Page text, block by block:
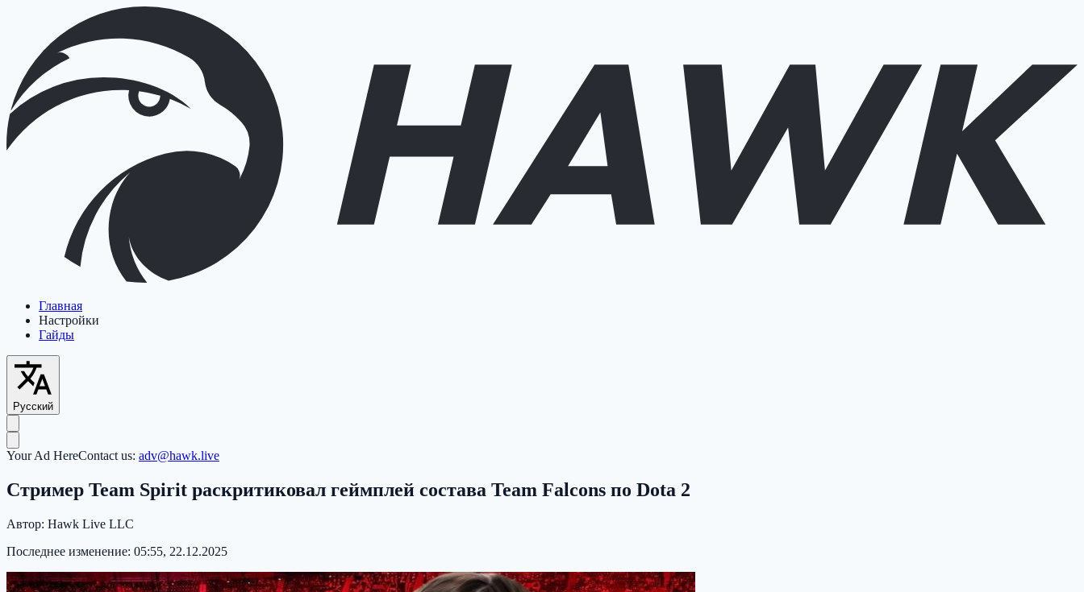
Главная
Настройки
Гайды
Русский
Your Ad HereContact us: adv@hawk.live
Стример Team Spirit раскритиковал геймплей состава Team Falcons по Dota 2
Автор: Hawk Live LLC
Последнее изменение: 05:55, 22.12.2025